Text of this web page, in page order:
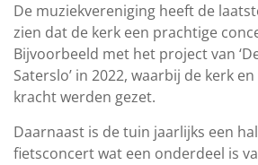
De muziekvereniging heeft de
zien dat de kerk een prachtige
Bijvoorbeeld met het project van
Saterslo’ in 2022, waarbij de kerk
kracht werden gezet.
Daarnaast is de tuin jaarlijks een
fietsconcert wat een onderdeel is